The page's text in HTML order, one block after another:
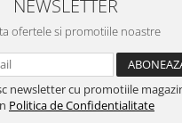
NEWSLETTER
ofertele si promotiile noastre
newsletter cu promotiile
Politica de Confidentialitate